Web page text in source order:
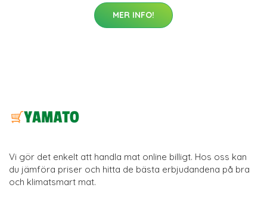
MER INFO!
Vi gör det enkelt att handla mat online billigt. Hos oss kan
du jämföra priser och hitta de bästa erbjudandena på bra
och klimatsmart mat.